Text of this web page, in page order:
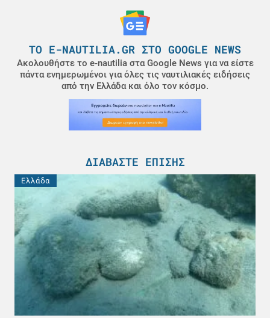
ΤΟ E-NAUTILIA.GR ΣΤΟ GOOGLE NEWS
Ακολουθήστε το e-nautilia στα Google News για να είστε
πάντα ενημερωμένοι για όλες τις ναυτιλιακές ειδήσεις
από την Ελλάδα και όλο τον κόσμο.
ΔΙΑΒΆΣΤΕ ΕΠΊΣΗΣ
Ελλάδα